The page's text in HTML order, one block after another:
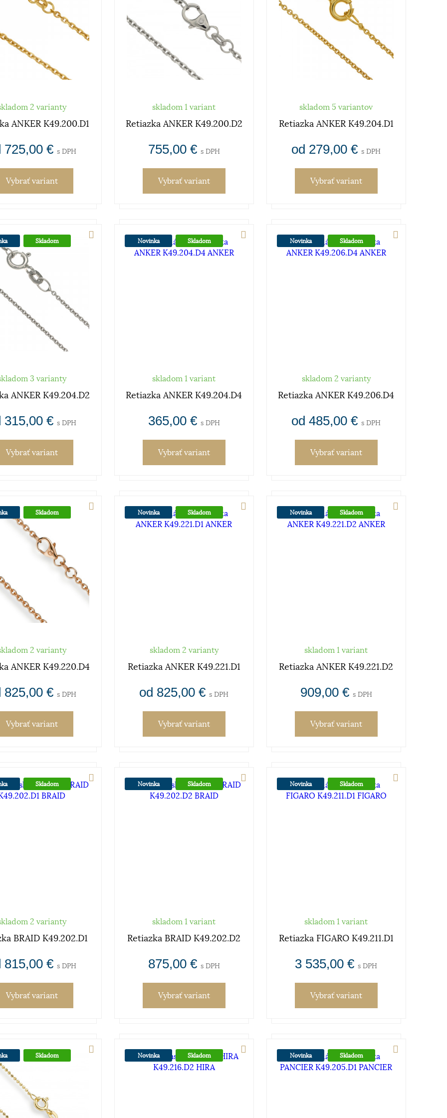
2 varianty
ANKER K49.200.D1
725,00 €s DPH
Vybrať variant
skladom 1 variant
Retiazka ANKER K49.200.D2
755,00 € s DPH
Vybrať variant
skladom 5 variantov
Retiazka ANKER K49.204.D1
od 279,00 €s DPH
Vybrať variant
Skladom
3 varianty
ANKER K49.204.D2
315,00 €s DPH
Vybrať variant
Novinka Skladom
skladom 1 variant
Retiazka ANKER K49.204.D4
365,00 € s DPH
Vybrať variant
Novinka Skladom
skladom 2 varianty
Retiazka ANKER K49.206.D4
od 485,00 €s DPH
Vybrať variant
Skladom
2 varianty
ANKER K49.220.D4
825,00 €s DPH
Vybrať variant
Novinka Skladom
skladom 2 varianty
Retiazka ANKER K49.221.D1
od 825,00 €s DPH
Vybrať variant
Novinka Skladom
skladom 1 variant
Retiazka ANKER K49.221.D2
909,00 € s DPH
Vybrať variant
Skladom
2 varianty
BRAID K49.202.D1
815,00 €s DPH
Vybrať variant
Novinka Skladom
skladom 1 variant
Retiazka BRAID K49.202.D2
875,00 € s DPH
Vybrať variant
Novinka Skladom
skladom 1 variant
Retiazka FIGARO K49.211.D1
3 535,00 €s DPH
Vybrať variant
Skladom Novinka Skladom Novinka Skladom